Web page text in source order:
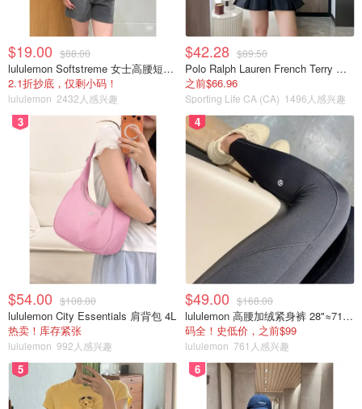
$19.00 $88.00
lululemon Softstreme 女士高腰短裤 10cm
2.1折抄底，仅剩小码！
lululemon 2432人感兴趣
$42.28 $89.50
Polo Ralph Lauren French Terry 女童连帽卫衣 7-16码
之前$66.96
Sporting Life CA (CA) 1496人感兴趣
3
$54.00 $108.00
lululemon City Essentials 肩背包 4L
热卖！库存紧张
lululemon 992人感兴趣
4
$49.00 $168.00
lululemon 高腰加绒紧身裤 28"≈71cm 5个口袋
码全！史低价，之前$99
lululemon 761人感兴趣
5 6